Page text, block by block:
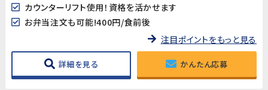
カウンターリフト使用！資格を活かせます
お弁当注文も可能!400円/食前後
注目ポイントをもっと見る
詳細を見る かんたん応募